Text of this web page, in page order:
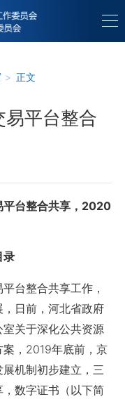
> 正文
平台整合
台整合共享，2020
录
台整合共享工作，
日前，河北省政府
关于深化公共资源
，2019年底前，京
机制初步建立，三
数字证书（以下简